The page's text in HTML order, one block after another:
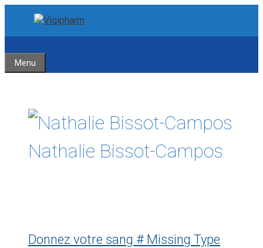
contenu
contenu
Menu
Nathalie Bissot-Campos
Donnez votre sang # Missing Type